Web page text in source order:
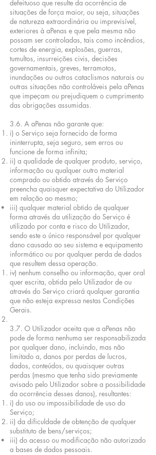
defeituoso que resulte da ocorrência de
situações de força maior, ou seja, situações
de natureza extraordinária ou imprevisível,
exteriores à aPenas e que pela mesma não
possam ser controladas, tais como incêndios,
cortes de energia, explosões, guerras,
tumultos, insurreições civis, decisões
governamentais, greves, terramotos,
inundações ou outros cataclismos naturais ou
outras situações não controláveis pela aPenas
que impeçam ou prejudiquem o cumprimento
das obrigações assumidas.
3.6. A aPenas não garante que:
i) o Serviço seja fornecido de forma
ininterrupta, seja seguro, sem erros ou
funcione de forma infinita;
ii) a qualidade de qualquer produto, serviço,
informação ou qualquer outro material
comprado ou obtido através do Serviço
preencha quaisquer expectativa do Utilizador
em relação ao mesmo;
iii) qualquer material obtido de qualquer
forma através da utilização do Serviço é
utilizado por conta e risco do Utilizador,
sendo este o único responsável por qualquer
dano causado ao seu sistema e equipamento
informático ou por qualquer perda de dados
que resultem dessa operação.
iv) nenhum conselho ou informação, quer oral
quer escrita, obtida pelo Utilizador de ou
através do Serviço criará qualquer garantia
que não esteja expressa nestas Condições
Gerais.
3.7. O Utilizador aceita que a aPenas não
pode de forma nenhuma ser responsabilizada
por qualquer dano, incluindo, mas não
limitado a, danos por perdas de lucros,
dados, conteúdos, ou quaisquer outras
perdas (mesmo que tenha sido previamente
avisado pelo Utilizador sobre a possibilidade
da ocorrência desses danos), resultantes:
i) do uso ou impossibilidade de uso do
Serviço;
ii) da dificuldade de obtenção de qualquer
substituto de bens/serviços;
iii) do acesso ou modificação não autorizado
a bases de dados pessoais.